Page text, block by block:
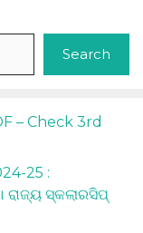
Search
– Check 3rd
25 :
ରାଜ୍ୟ ସ୍କଲାରସିପ୍